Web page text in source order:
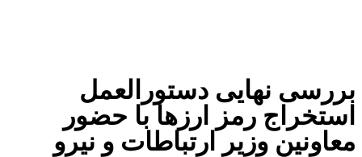
بررسی نهایی دستورالعمل
استخراج رمز ارزها با حضور
معاونین وزیر ارتباطات و نیرو